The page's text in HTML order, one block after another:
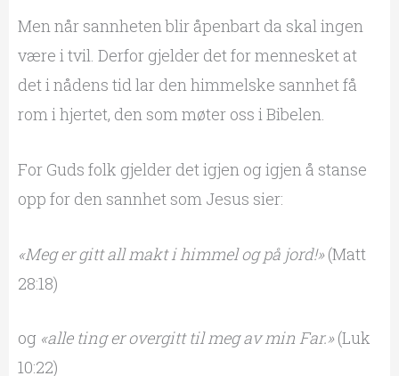
Men når sannheten blir åpenbart da skal ingen
være i tvil. Derfor gjelder det for mennesket at
det i nådens tid lar den himmelske sannhet få
rom i hjertet, den som møter oss i Bibelen.
For Guds folk gjelder det igjen og igjen å stanse
opp for den sannhet som Jesus sier:
«Meg er gitt all makt i himmel og på jord!»(Matt
28:18)
og «alle ting er overgitt til meg av min Far.»(Luk
10:22)